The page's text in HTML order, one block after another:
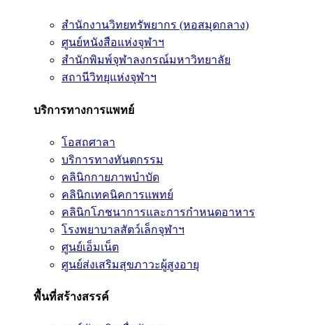
สำนักงานวิทยทรัพยากร (หอสมุดกลาง)
ศูนย์หนังสือแห่งจุฬาฯ
สำนักพิมพ์จุฬาลงกรณ์มหาวิทยาลัย
สถานีวิทยุแห่งจุฬาฯ
บริการทางการแพทย์
โอสถศาลา
บริการทางทันตกรรม
คลินิกกายภาพบำบัด
คลินิกเทคนิคการแพทย์
คลินิกโภชนาการและการกำหนดอาหาร
โรงพยาบาลสัตว์เล็กจุฬาฯ
ศูนย์เอ็มเน็ต
ศูนย์ส่งเสริมสุขภาวะผู้สูงอายุ
พื้นที่สร้างสรรค์